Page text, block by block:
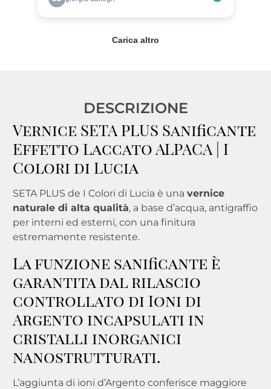
DESCRIZIONE
Vernice SETA PLUS Sanificante
Effetto Laccato ALPACA | I
Colori di Lucia
SETA PLUS de I Colori di Lucia è una vernice
naturale di alta qualità, a base d’acqua, antigraffio
per interni ed esterni, con una finitura
estremamente resistente.
La funzione sanificante è
garantita dal rilascio
controllato di Ioni di
Argento incapsulati in
cristalli inorganici
nanostrutturati.
L’aggiunta di ioni d’Argento conferisce maggiore